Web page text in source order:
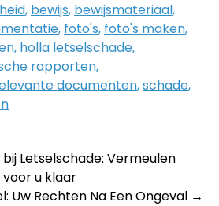
, bewijs, bewijsmateriaal,
, foto's, foto's maken,
, holla letselschade,
rapporten,
documenten,schade,
Letselschade: Vermeulen
u klaar
Uw Rechten Na Een Ongeval →